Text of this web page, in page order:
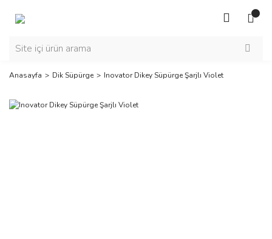
Anasayfa Dik Süpürge Inovator Dikey Süpürge Şarjlı Violet